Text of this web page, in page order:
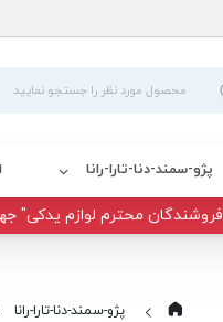
پژو-سمند-دنا-تارا-رانا
فروشندگان محترم لوازم یدکی"
پژو-سمند-دنا-تارا-رانا